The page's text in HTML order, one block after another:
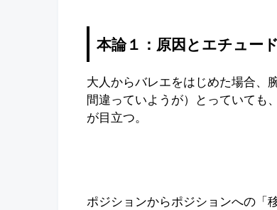
本論１：原因とエチュード
大人からバレエをはじめた場合、
間違っていようが）とっていても
が目立つ。
ポジションからポジションへの「